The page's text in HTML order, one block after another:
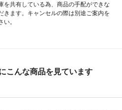
共有している為、商品の手配ができな
きます。キャンセルの際は別途ご案内を
。
こんな商品を見ています